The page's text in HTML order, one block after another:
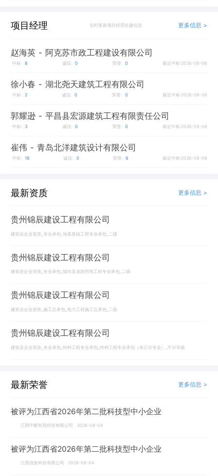
项目经理 实时更新项目经理在建信息 更多信息 >
赵海英 - 阿克苏市政工程建设有限公司
中标: 8 诚信: 0 荣誉: 0 最近中标:2026-08-06
徐小春 - 湖北尧天建筑工程有限公司
中标: 2 诚信: 0 荣誉: 0 最近中标:2026-08-06
郭耀逊 - 平昌县宏源建筑工程有限责任公司
中标: 3 诚信: 0 荣誉: 0 最近中标:2026-08-06
崔伟 - 青岛北洋建筑设计有限公司
中标: 18 诚信: 0 荣誉: 6 最近中标:2026-08-06
最新资质 更多信息 >
贵州锦辰建设工程有限公司
建筑业企业资质_专业承包_地基基础工程专业承包_二级
贵州锦辰建设工程有限公司
建筑业企业资质_专业承包_城市及道路照明工程专业承包_二级
贵州锦辰建设工程有限公司
建筑业企业资质_施工总承包_电力工程施工总承包_二级
贵州锦辰建设工程有限公司
建筑业企业资质_专业承包_特种工程专业承包_特种工程专业承包（未公示专业）_不分等级
最新荣誉 更多信息 >
被评为江西省2026年第二批科技型中小企业
江西中鄱智慧科技有限公司 2026-08-04
被评为江西省2026年第二批科技型中小企业
江西强发科技有限公司 2026-08-04